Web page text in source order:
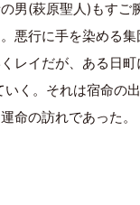
男(萩原聖人)もすご
悪行に手を染める
レイだが、ある日
いく。それは宿命の
命の訪れであった。